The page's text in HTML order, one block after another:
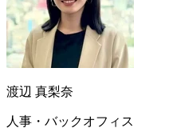
渡辺 真梨奈
人事・バックオフィス